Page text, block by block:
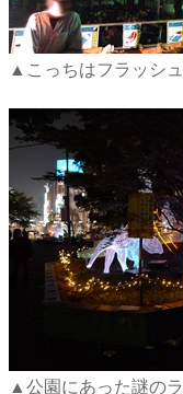
▲こっちはフラッシュ
▲公園にあった謎の